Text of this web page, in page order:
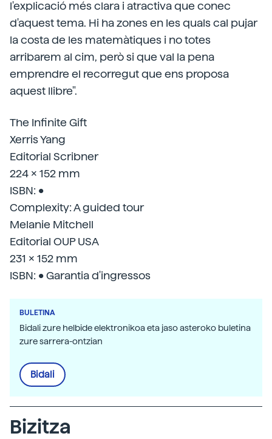
l'explicació més clara i atractiva que conec
d'aquest tema. Hi ha zones en les quals cal pujar
la costa de les matemàtiques i no totes
arribarem al cim, però si que val la pena
emprendre el recorregut que ens proposa
aquest llibre".
The Infinite Gift
Xerris Yang
Editorial Scribner
224 x 152 mm
ISBN: •
Complexity: A guided tour
Melanie Mitchell
Editorial OUP USA
231 x 152 mm
ISBN: • Garantia d'ingressos
BULETINA
Bidali zure helbide elektronikoa eta jaso asteroko buletina
zure sarrera-ontzian
Bidali
Bizitza